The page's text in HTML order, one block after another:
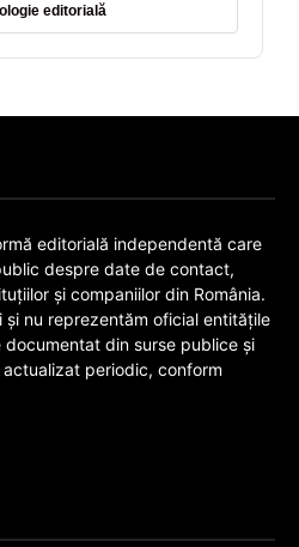
editorială
editorială independentă care
despre date de contact,
și companiilor din România.
nu reprezentăm oficial entitățile
din surse publice și
periodic, conform